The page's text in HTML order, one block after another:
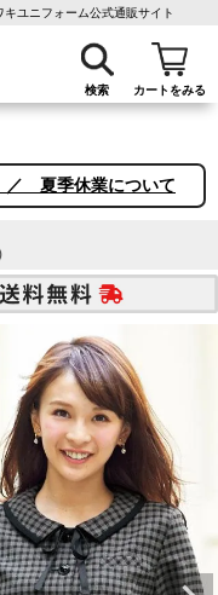
ユニフォーム公式通販サイト
検索 カートをみる
付き作業着 医療白衣
／ 夏季休業について